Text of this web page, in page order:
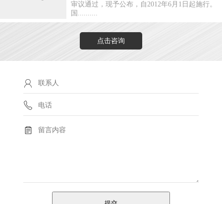
审议通过，现予公布，自2012年6月1日起施行。
国..........
点击咨询